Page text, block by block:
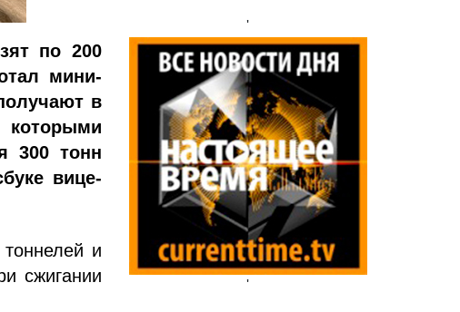
по 200
мини-
в
300 тонн
вице-
и
сжигании
'
'